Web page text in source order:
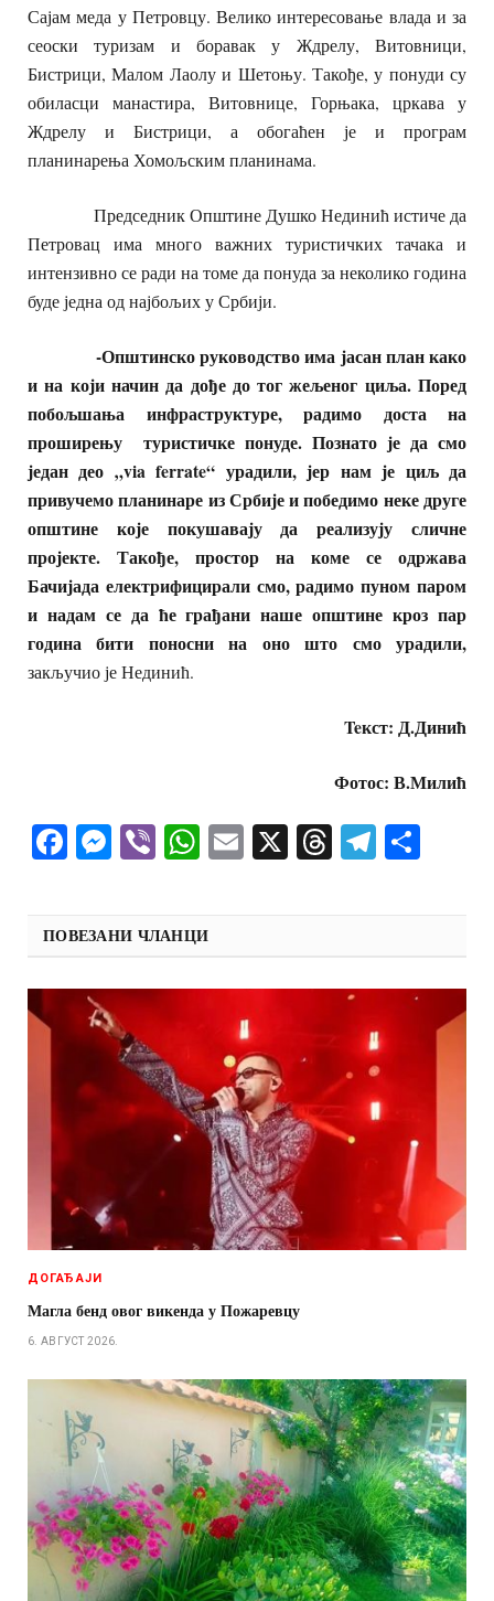
Сајам меда у Петровцу. Велико интересовање влада и за
сеоски туризам и боравак у Ждрелу, Витовници,
Бистрици, Малом Лаолу и Шетоњу. Такође, у понуди су
обиласци манастира, Витовнице, Горњака, цркава у
Ждрелу и Бистрици, а обогаћен је и програм
планинарења Хомољским планинама.
Председник Општине Душко Нединић истиче да
Петровац има много важних туристичких тачака и
интензивно се ради на томе да понуда за неколико година
буде једна од најбољих у Србији.
-Општинско руководство има јасан план како
и на који начин да дође до тог жељеног циља. Поред
побољшања инфраструктуре, радимо доста на
проширењу туристичке понуде. Познато је да смо
један део „via ferrate“ урадили, јер нам је циљ да
привучемо планинаре из Србије и победимо неке друге
општине које покушавају да реализују сличне
пројекте. Такође, простор на коме се одржава
Бачијада електрифицирали смо, радимо пуном паром
и надам се да ће грађани наше општине кроз пар
година бити поносни на оно што смо урадили,
закључио је Нединић.
Teкст: Д.Динић
Фотос: В.Милић
Facebook
Messenger
ViberWhatsApp
Email
X Threads
ПОВЕЗАНИ ЧЛАНЦИ
ДОГАЂАЈИ
Магла бенд овог викенда у Пожаревцу
6. АВГУСТ 2026.